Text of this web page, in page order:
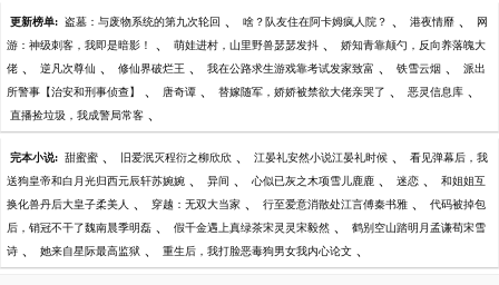
更新榜单: 盗墓：与废物系统的第九次轮回 、 啥？队友住在阿卡姆疯人院？ 、 港夜情靡 、 网
游：神级刺客，我即是暗影！ 、 萌娃进村，山里野兽瑟瑟发抖 、 娇知青靠颠勺，反向养落魄大
佬 、 逆凡次尊仙 、 修仙界破烂王 、 我在公路求生游戏靠考试发家致富 、 铁雪云烟 、 派出
所警事【治安和刑事侦查】 、 唐奇谭 、 替嫁随军，娇娇被禁欲大佬亲哭了 、 恶灵信息库 、
直播捡垃圾，我成警局常客 、
完本小说: 甜蜜蜜 、 旧爱泯灭程衍之柳欣欣 、 江晏礼安然小说江晏礼时候 、 看见弹幕后，我
送狗皇帝和白月光归西元辰轩苏婉婉 、 异间 、 心似已灰之木项雪儿鹿鹿 、 迷恋 、 和姐姐互
换化兽丹后大皇子柔美人 、 穿越：无双大当家 、 行至爱意消散处江言傅秦书雅 、 代码被掉包
后，销冠不干了魏南晨季明磊 、 假千金遇上真绿茶宋灵灵宋毅然 、 鹤别空山踏明月孟谦荀宋雪
诗 、 她来自星际最高监狱 、 重生后，我打脸恶毒狗男女我内心论文 、